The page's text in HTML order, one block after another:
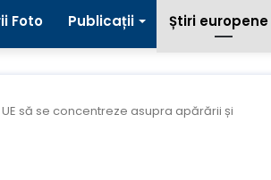
Foto Publicații Știri europene
să se concentreze asupra apărării și